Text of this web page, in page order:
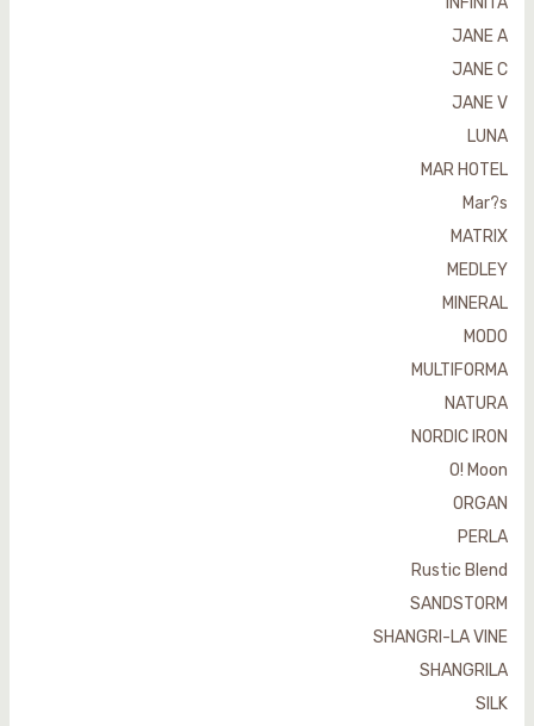
JANE A
JANE C
JANE V
LUNA
MAR HOTEL
Mar?s
MATRIX
MEDLEY
MINERAL
MODO
MULTIFORMA
NATURA
NORDIC IRON
O! Moon
ORGAN
PERLA
Rustic Blend
SANDSTORM
SHANGRI-LA VINE
SHANGRILA
SILK